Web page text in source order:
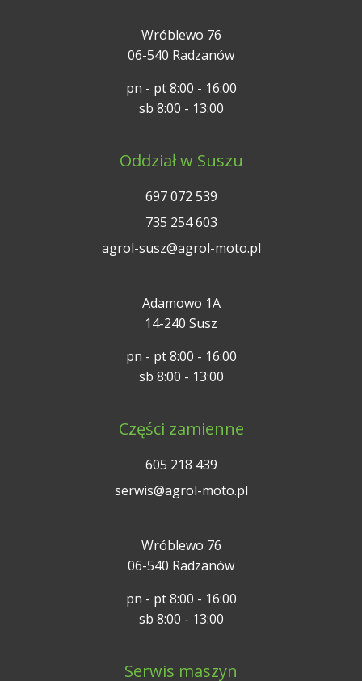
Wróblewo 76
06-540 Radzanów
pn - pt 8:00 - 16:00
sb 8:00 - 13:00
Oddział w Suszu
697 072 539
735 254 603
agrol-susz@agrol-moto.pl
Adamowo 1A
14-240 Susz
pn - pt 8:00 - 16:00
sb 8:00 - 13:00
Części zamienne
605 218 439
serwis@agrol-moto.pl
Wróblewo 76
06-540 Radzanów
pn - pt 8:00 - 16:00
sb 8:00 - 13:00
Serwis maszyn